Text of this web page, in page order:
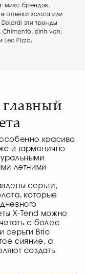
микс брендов,
оттенки золота или
эти тренды
Chimento, dinh van,
Leo Pizzo.
особенно красиво
и гармонично
летними
серьги,
которые
X-Tend можно
с более
серьги Brio
сияние, а
создать